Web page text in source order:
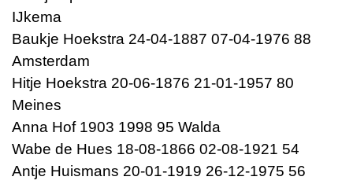
IJkema
Baukje Hoekstra 24-04-1887 07-04-1976 88
Amsterdam
Hitje Hoekstra 20-06-1876 21-01-1957 80
Meines
Anna Hof 1903 1998 95 Walda
Wabe de Hues 18-08-1866 02-08-1921 54
Antje Huismans 20-01-1919 26-12-1975 56